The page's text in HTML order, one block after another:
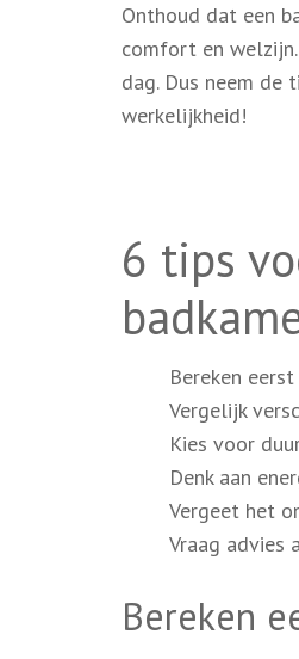
Onthoud dat een
comfort en
dag. Dus neem de
werkelijkheid!
6 tips
Bereken
Vergelijk
Kies voor
Denk aan
Vergeet het
Vraag advies
Bereken